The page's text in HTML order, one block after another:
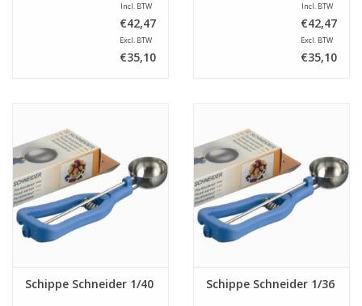
Incl. BTW
€42,47
Excl. BTW
€35,10
Incl. BTW
€42,47
Excl. BTW
€35,10
Schippe Schneider 1/40 Schippe Schneider 1/36